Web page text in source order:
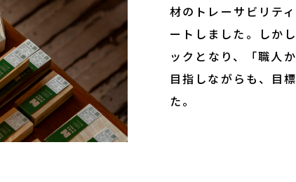
材のトレーサビリテ
ートしました。しか
ックとなり、「職人
目指しながらも、目
た。